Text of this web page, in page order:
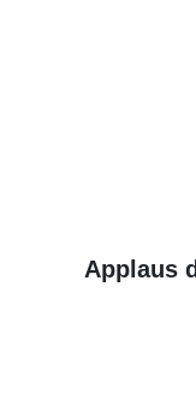
Applaus